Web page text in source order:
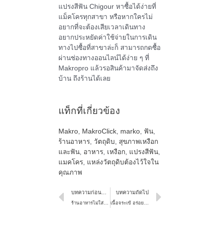
แปรงสีฟัน Chigour หาซื้อได้ง่ายที่
แม็คโครทุกสาขา หรือหากใครไม่
อยากที่จะต้องเสียเวลาเดินทาง
อยากประหยัดค่าใช้จ่ายในการเดิน
ทางไปซื้อที่สาขาล่ะก็ สามารถกดซื้อ
ผ่านช่องทางออนไลน์ได้ง่าย ๆ ที่
Makropro แล้วรอสินค้ามาจัดส่งถึง
บ้าน ถึงร้านได้เลย
แท็กที่เกี่ยวข้อง
Makro, MakroClick, marko, ฟัน,
ร้านอาหาร, วัตถุดิบ
สุขภาพเหงือก
และฟัน, อาหาร, เหงือก, แปรงสีฟัน,
แมคโคร, แหล่งวัตถุดิบต้องไว้ใจใน
คุณภาพ
บทความก่อนหน้า
ร้านอาหารไม่ใส่ใจเรื่องน้ำสลัด เสี่ยงกำไรหดลูกค้าหายไม่รู้ตัว
บทความถัดไป